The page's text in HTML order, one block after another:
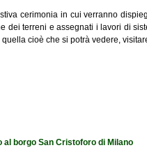
cerimonia in cui verranno
dei terreni e assegnati i lavori di
cioè che si potrà vedere,
borgo San Cristoforo di Milano